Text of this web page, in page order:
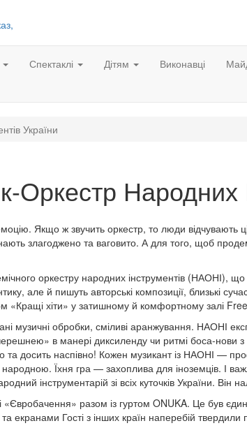
Спектаклі Дітям Виконавці
України
Оркестр Народних
Якщо ж звучить оркестр, то люди відчувають
злагоджено та ваговито. А для того, щоб
оркестру народних інструментів (НАОНІ),
але й пишуть авторські композиції, близькі
«Кращі хіти» у затишному й комфортному залі
музичні обробки, сміливі аранжування. НАОНІ
в манері диксиленду чи ритмі боса-нови
та досить наспівно! Кожен музикант із НАОНІ —
Їхня гра — захоплива для іноземців. І
інструментарій зі всіх куточків України. Він
«Євробачення» разом із гуртом ONUKA. Це був
екранами Гості з інших країн наперебій твердили